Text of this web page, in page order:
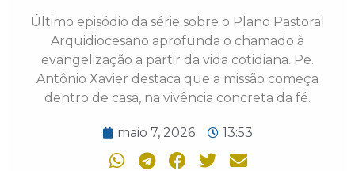
Último episódio da série sobre o Plano Pastoral
Arquidiocesano aprofunda o chamado à
evangelização a partir da vida cotidiana. Pe.
Antônio Xavier destaca que a missão começa
dentro de casa, na vivência concreta da fé.
maio 7, 2026 13:53